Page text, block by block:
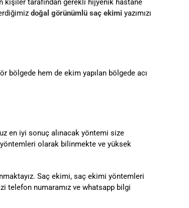
kişiler tarafından gerekli hijyenik hastane
doğal görünümlü saç ekimi yazımızı
bölgede hem de ekim yapılan bölgede acı
en iyi sonuç alınacak yöntemi size
yöntemleri olarak bilinmekte ve yüksek
Saç ekimi, saç ekimi yöntemleri
telefon numaramız ve whatsapp bilgi